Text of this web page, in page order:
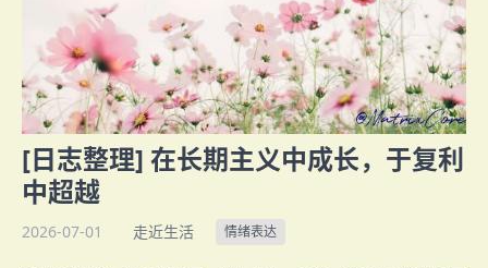
[日志整理] 在长期主义中成长，于复利
中超越
2026-07-01 走近生活 情绪表达